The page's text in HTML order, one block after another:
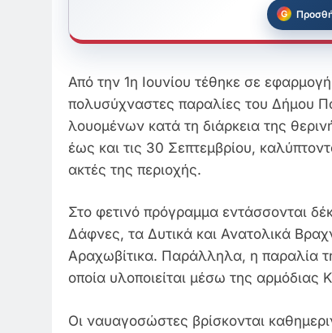
Από την 1η Ιουνίου τέθηκε σε
πολυσύχναστες παραλίες του Δήμου
λουομένων κατά τη διάρκεια της
έως και τις 30 Σεπτεμβρίου,
ακτές της περιοχής.
Στο φετινό πρόγραμμα εντάσσονται
Δάφνες, τα Δυτικά και Ανατολικά
Αραχωβίτικα. Παράλληλα, η παραλία
οποία υλοποιείται μέσω της αρμόδιας
Οι ναυαγοσώστες βρίσκονται